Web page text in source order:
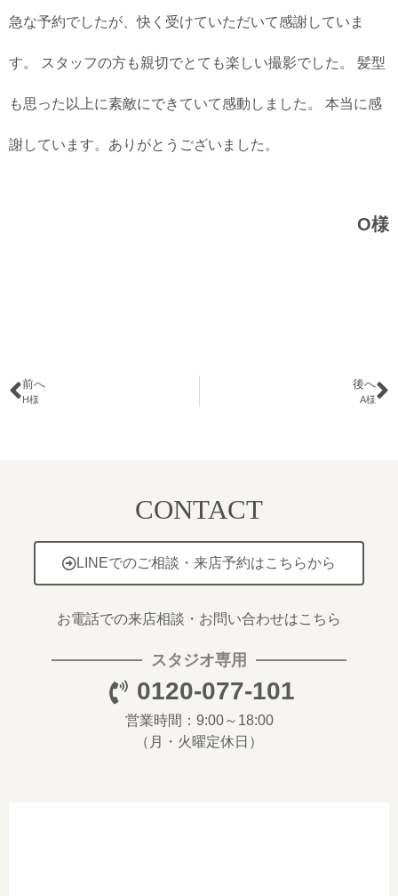
急な予約でしたが、快く受けていただいて感謝していま
す。 スタッフの方も親切でとても楽しい撮影でした。 髪型
も思った以上に素敵にできていて感動しました。 本当に感
謝しています。ありがとうございました。
O様
前へ
H様
後へ
A様
CONTACT
LINEでのご相談・来店予約はこちらから
お電話での来店相談・お問い合わせはこちら
スタジオ専用
0120-077-101
営業時間：9:00～18:00
（月・火曜定休日）